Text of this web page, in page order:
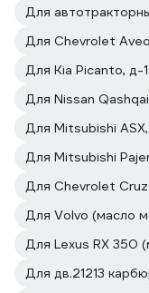
Для
Для Chevrolet
Для Kia Picanto, д-
Для Nissan
Для Mitsubishi
Для Chevrolet
Для Volvo (масло
Для Lexus RX 350
Для дв.21213